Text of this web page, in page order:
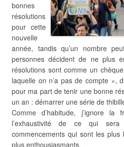
bonnes
résolutions
pour cette
nouvelle
année, tandis qu’un nombre
personnes décident de ne plus
résolutions sont comme un
laquelle on n’a pas de compte »,
pour ma part de tenir une bonne
un an : démarrer une série de
Comme d’habitude, j’ignore la
l’exhaustivité de ce qui
commencements qui sont les
plus enthousiasmants.